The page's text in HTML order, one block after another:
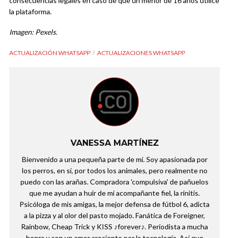
la plataforma.
Imagen: Pexels.
ACTUALIZACIÓN WHATSAPP ACTUALIZACIONES WHATSAPP
VANESSA MARTÍNEZ
Bienvenido a una pequeña parte de mi. Soy apasionada por
los perros, en sí, por todos los animales, pero realmente no
puedo con las arañas. Compradora 'compulsiva' de pañuelos
que me ayudan a huir de mi acompañante fiel, la rinitis.
Psicóloga de mis amigas, la mejor defensa de fútbol 6, adicta
a la pizza y al olor del pasto mojado. Fanática de Foreigner,
Rainbow, Cheap Trick y KISS ♪forever♪. Periodista a mucha